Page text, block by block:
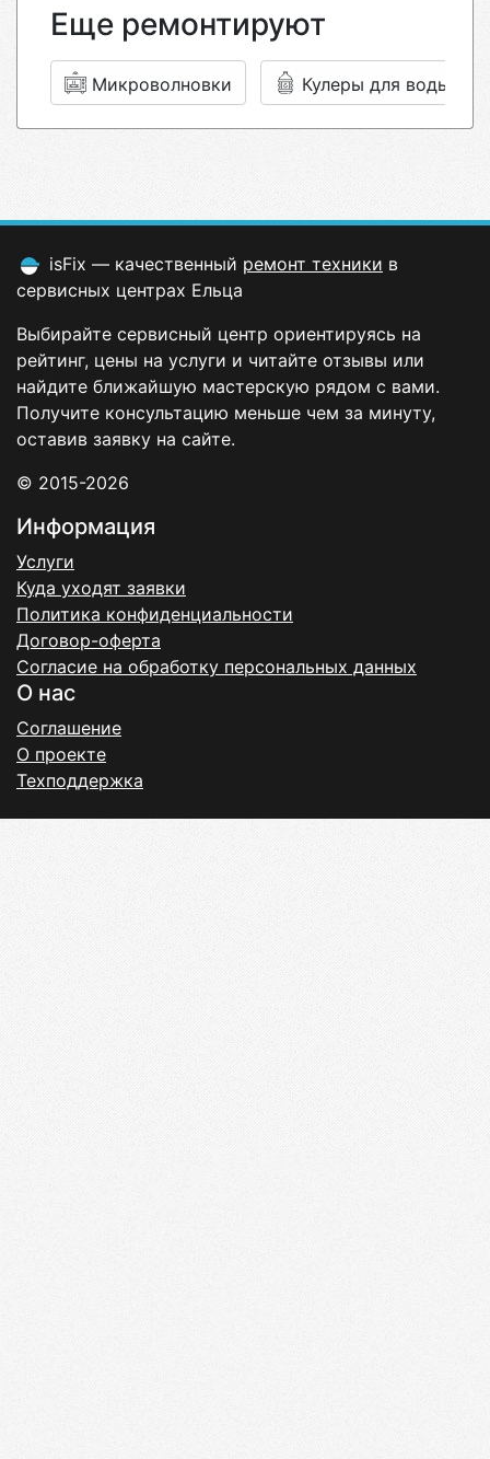
Еще ремонтируют
Микроволновки Кулеры для воды
isFix — качественный ремонт техники в
сервисных центрах Ельца
Выбирайте сервисный центр ориентируясь на
рейтинг, цены на услуги и читайте отзывы или
найдите ближайшую мастерскую рядом с вами.
Получите консультацию меньше чем за минуту,
оставив заявку на сайте.
© 2015-2026
Информация
Услуги
Куда уходят заявки
Политика конфиденциальности
Договор-оферта
Согласие на обработку персональных данных
О нас
Соглашение
О проекте
Техподдержка